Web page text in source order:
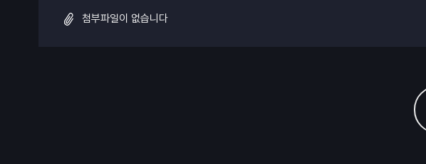
첨부파일이 없습니다